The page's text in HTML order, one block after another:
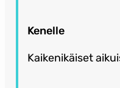
Kenelle
Kaikenikäiset